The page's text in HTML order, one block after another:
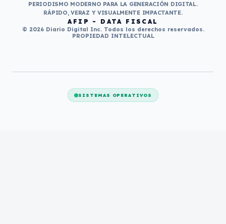
PERIODISMO MODERNO PARA LA GENERACIÓN DIGITAL.
RÁPIDO, VERAZ Y VISUALMENTE IMPACTANTE.
AFIP - DATA FISCAL
© 2026 Diario Digital Inc. Todos los derechos reservados.
PROPIEDAD INTELECTUAL
SISTEMAS OPERATIVOS